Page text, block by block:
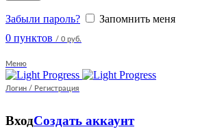
Забыли пароль?
Запомнить меня
0 пунктов / 0 руб.
Меню
Логин / Регистрация
ВходСоздать аккаунт